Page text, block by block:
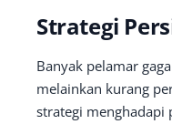
Strategi
Banyak pelamar
melainkan kurang
strategi menghadapi